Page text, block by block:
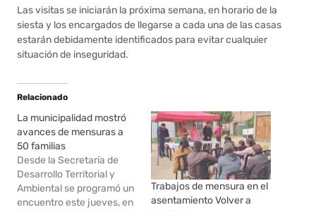
Las visitas se iniciarán la próxima semana, en horario de la
siesta y los encargados de llegarse a cada una de las casas
estarán debidamente identificados para evitar cualquier
situación de inseguridad.
Relacionado
La municipalidad mostró
avances de mensuras a
50 familias
Desde la Secretaría de
Desarrollo Territorial y
Ambiental se programó un
encuentro este jueves, en
Trabajos de mensura en el
asentamiento Volver a